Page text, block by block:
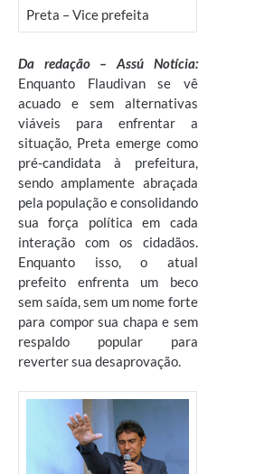
Preta – Vice prefeita
Da redação – Assú Notícia:
Enquanto Flaudivan se vê
acuado e sem alternativas
viáveis para enfrentar a
situação, Preta emerge como
pré-candidata à prefeitura,
sendo amplamente abraçada
pela população e consolidando
sua força política em cada
interação com os cidadãos.
Enquanto isso, o atual
prefeito enfrenta um beco
sem saída, sem um nome forte
para compor sua chapa e sem
respaldo popular para
reverter sua desaprovação.